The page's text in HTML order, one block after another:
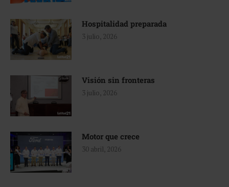
Hospitalidad preparada
3 julio, 2026
Visión sin fronteras
3 julio, 2026
Motor que crece
30 abril, 2026